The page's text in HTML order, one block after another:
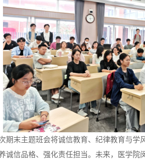
期末主题班会将诚信教育、纪律教育与学
诚信品格、强化责任担当。未来，医学院